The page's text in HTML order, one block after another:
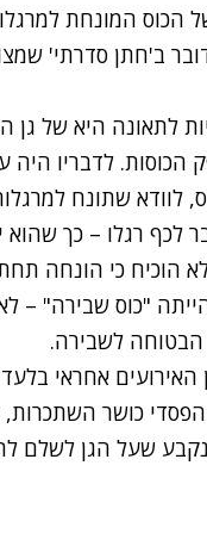
המונחת
ב'חתן סדרתי'
לתאונה היא של גן
לדבריו היה
לוודא שתונח
לכף רגלו – כך
הוכיח כי הונחה
"כוס שבירה" –
לשבירה.
אחראי
הפסדי כושר